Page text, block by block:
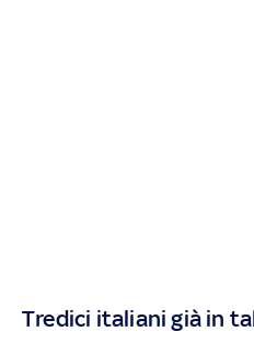
Tredici italiani già in